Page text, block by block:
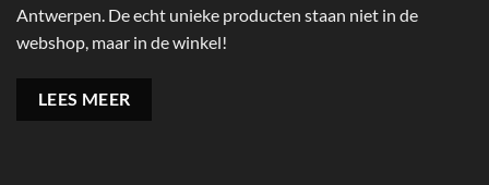
Antwerpen. De echt unieke producten staan niet in de
webshop, maar in de winkel!
LEES MEER